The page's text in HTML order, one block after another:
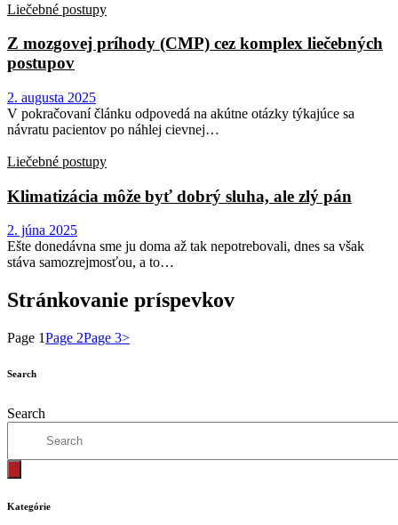
Liečebné postupy
Z mozgovej príhody (CMP) cez komplex liečebných
postupov
2. augusta 2025
V pokračovaní článku odpovedá na akútne otázky týkajúce sa
návratu pacientov po náhlej cievnej…
Liečebné postupy
Klimatizácia môže byť dobrý sluha, ale zlý pán
2. júna 2025
Ešte donedávna sme ju doma až tak nepotrebovali, dnes sa však
stáva samozrejmosťou, a to…
Stránkovanie príspevkov
Page 1Page 2Page 3>
Search
Search
Kategórie